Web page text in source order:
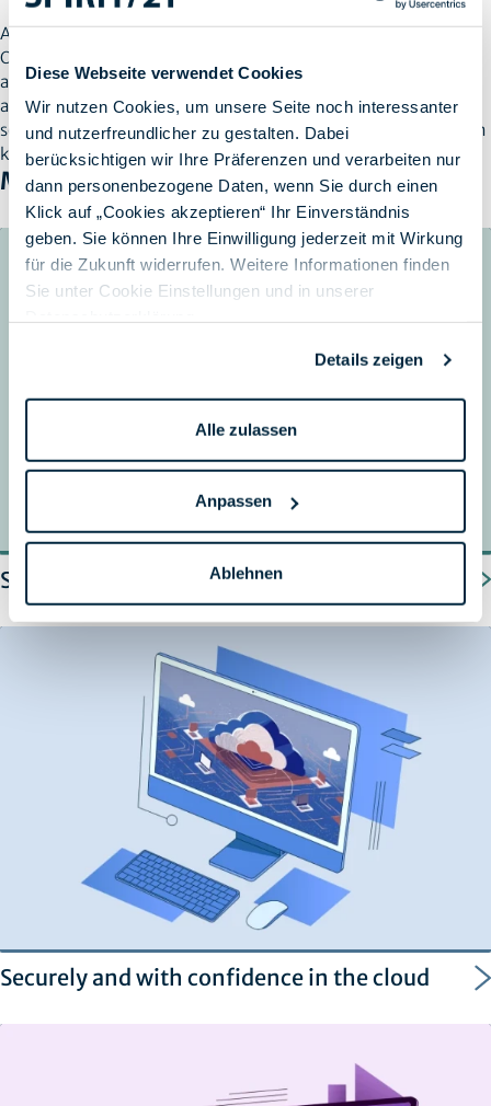
Diese Webseite verwendet Cookies
Wir nutzen Cookies, um unsere Seite noch interessanter
und nutzerfreundlicher zu gestalten. Dabei
berücksichtigen wir Ihre Präferenzen und verarbeiten nur
dann personenbezogene Daten, wenn Sie durch einen
Klick auf „Cookies akzeptieren“ Ihr Einverständnis
geben. Sie können Ihre Einwilligung jederzeit mit Wirkung
für die Zukunft widerrufen. Weitere Informationen finden
Sie unter Cookie Einstellungen und in unserer
Details zeigen
Alle zulassen
Anpassen
Ablehnen
Als nächstes wollen wir zum einen die erkannten
Optimierungspotentiale umsetzen und ausschöpfen, zum
anderen auch weitere Systeme in den ISAE-Report mit
aufnehmen. Auf diese Weise sollen bald alle Kunden abgedeckt
sein und der Report ganzheitlich zur Verfügung gestellt werden
können.
Mehr erfahren
SAP archiving
Securely and with confidence in the cloud